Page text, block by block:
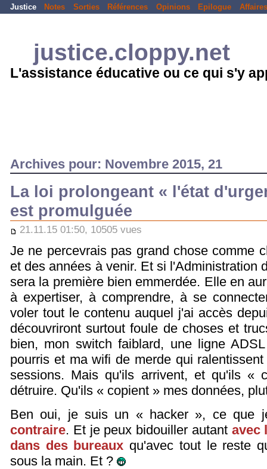
Justice Notes Sorties Références Opinions Epilogue Affaires
justice.cloppy.net
L'assistance éducative ou ce qui s'y
Archives pour: Novembre 2015, 21
La loi prolongeant « l'état
est promulguée
21.11.15 01:50, 10505 vues
Je ne percevrais pas grand chose comme
et des années à venir. Et si l'Administration
sera la première bien emmerdée. Elle en
à expertiser, à comprendre, à se
voler tout le contenu auquel j'ai accès
découvriront surtout foule de choses et
bien, mon switch faiblard, une ligne
pourris et ma wifi de merde qui
sessions. Mais qu'ils arrivent, et qu'ils «
détruire. Qu'ils « copient » mes données,
Ben oui, je suis un « hacker », ce que
contraire. Et je peux bidouiller autant avec
dans des bureaux qu'avec tout le reste
sous la main. Et ?